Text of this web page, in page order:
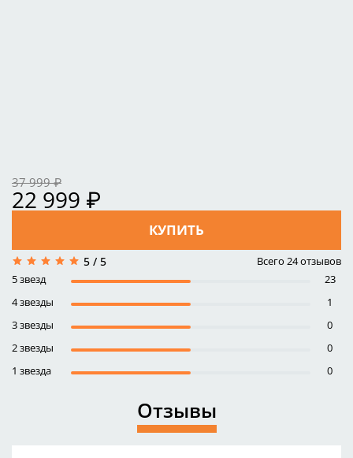
5 / 5 Всего 24отзывов
5 звезд
23
4 звезды
1
3 звезды
0
2 звезды
0
1 звезда
0
37 999 ₽
22 999 ₽
КУПИТЬ
Отзывы